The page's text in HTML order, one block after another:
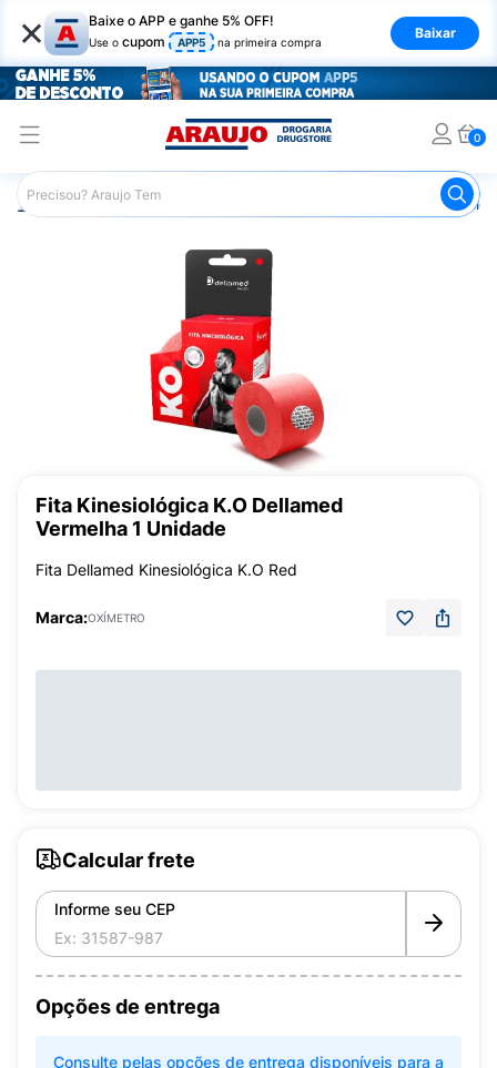
× Baixe o APP e ganhe 5% OFF!
Use o cupom APP5 na primeira compra
Baixar
0
Araujo Saúde e Bem Estar Fisioterapia e Atividade Física
Fita Kinesiológica K.O Dellamed
Vermelha 1 Unidade
Fita Dellamed Kinesiológica K.O Red
Marca:OXÍMETRO
Calcular frete
Informe seu CEP
Opções de entrega
Consulte pelas opções de entrega disponíveis para a